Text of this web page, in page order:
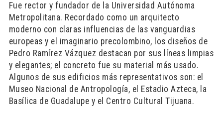
Fue rector y fundador de la Universidad Autónoma
Metropolitana. Recordado como un arquitecto
moderno con claras influencias de las vanguardias
europeas y el imaginario precolombino, los diseños de
Pedro Ramírez Vázquez destacan por sus líneas limpias
y elegantes; el concreto fue su material más usado.
Algunos de sus edificios más representativos son: el
Museo Nacional de Antropología, el Estadio Azteca, la
Basílica de Guadalupe y el Centro Cultural Tijuana.